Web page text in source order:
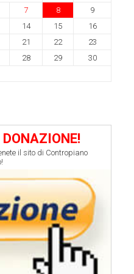
7 8
9
14 15
16
21 22
23
28 29
30
il sito di Contropiano